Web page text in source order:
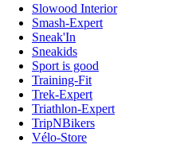
Slowood Interior
Smash-Expert
Sneak'In
Sneakids
Sport is good
Training-Fit
Trek-Expert
Triathlon-Expert
TripNBikers
Vélo-Store